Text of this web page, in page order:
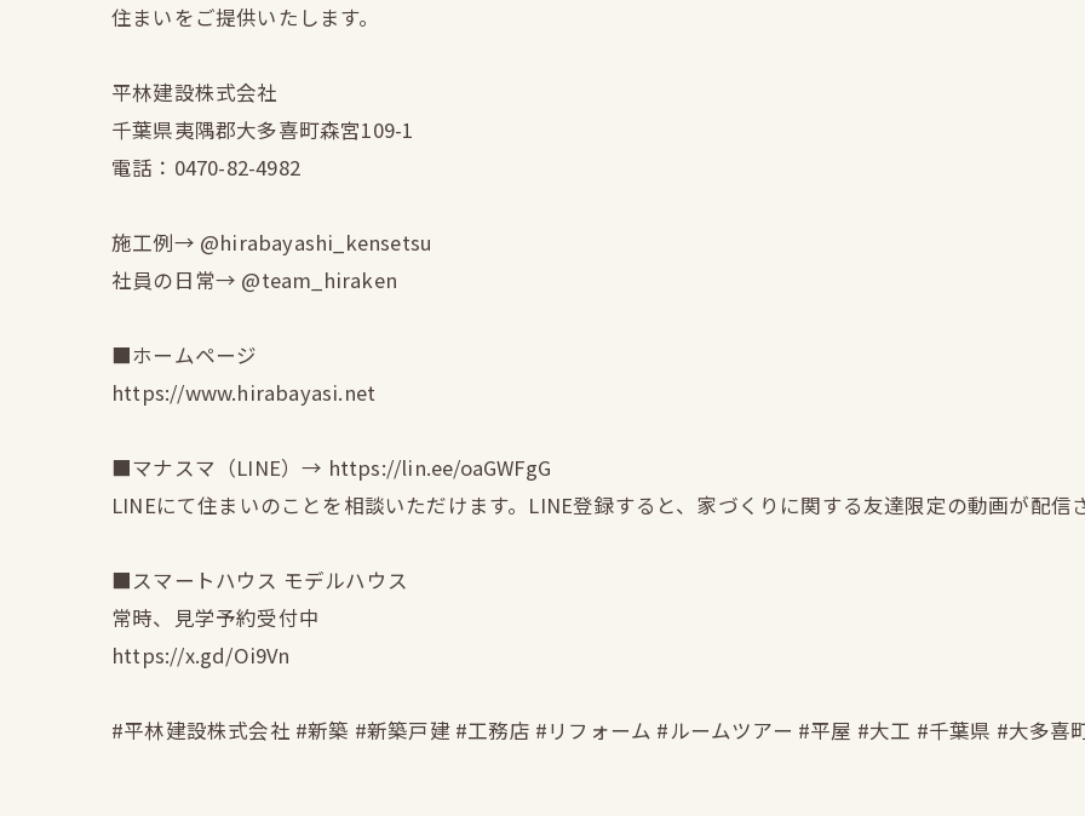
住まいをご提供いたします。
平林建設株式会社
千葉県夷隅郡大多喜町森宮109-1
電話：0470-82-4982
施工例→ @hirabayashi_kensetsu
社員の日常→ @team_hiraken
■ホームページ
https://www.hirabayasi.net
■マナスマ（LINE）→ https://lin.ee/oaGWFgG
LINEにて住まいのことを相談いただけます。LINE登録すると、家づくりに関する友達限定の動画が配信
■スマートハウス モデルハウス
常時、見学予約受付中
https://x.gd/Oi9Vn
#平林建設株式会社 #新築 #新築戸建 #工務店 #リフォーム #ルームツアー #平屋 #大工 #千葉県 #大多喜